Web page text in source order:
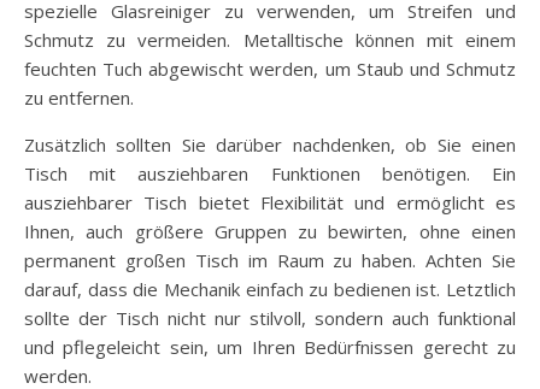
spezielle Glasreiniger zu verwenden, um Streifen und
Schmutz zu vermeiden. Metalltische können mit einem
feuchten Tuch abgewischt werden, um Staub und Schmutz
zu entfernen.
Zusätzlich sollten Sie darüber nachdenken, ob Sie einen
Tisch mit ausziehbaren Funktionen benötigen. Ein
ausziehbarer Tisch bietet Flexibilität und ermöglicht es
Ihnen, auch größere Gruppen zu bewirten, ohne einen
permanent großen Tisch im Raum zu haben. Achten Sie
darauf, dass die Mechanik einfach zu bedienen ist. Letztlich
sollte der Tisch nicht nur stilvoll, sondern auch funktional
und pflegeleicht sein, um Ihren Bedürfnissen gerecht zu
werden.